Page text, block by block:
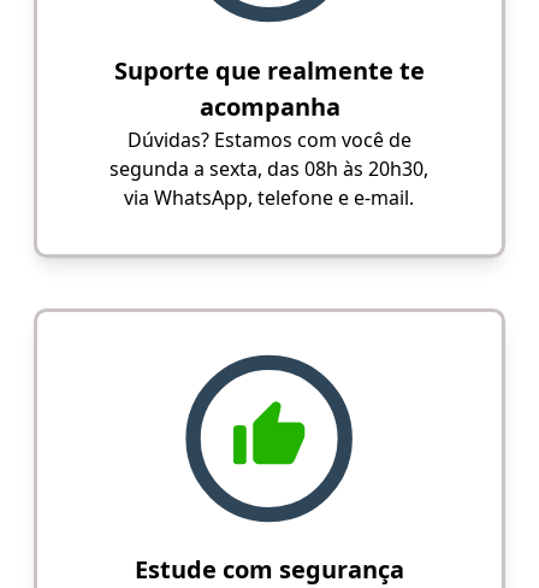
Suporte que realmente te
acompanha
Dúvidas? Estamos com você de
segunda a sexta, das 08h às 20h30,
via WhatsApp, telefone e e-mail.
Estude com segurança